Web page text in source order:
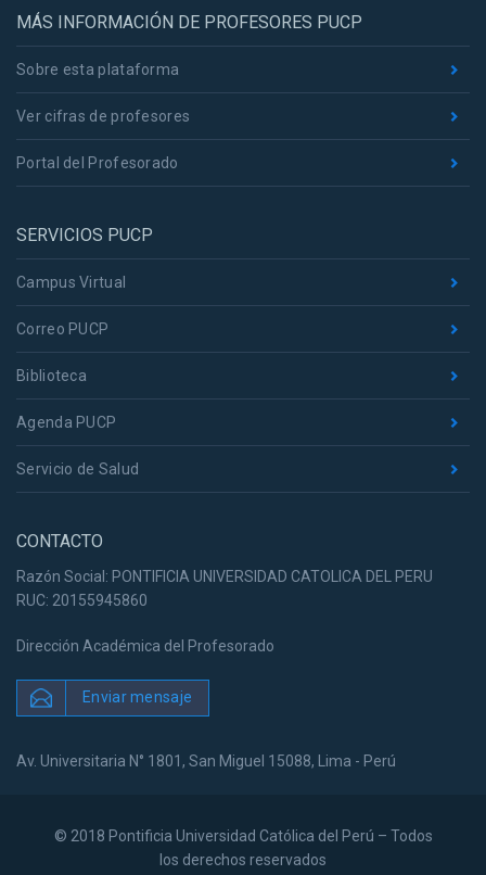
MÁS INFORMACIÓN DE PROFESORES PUCP
Sobre esta plataforma
Ver cifras de profesores
Portal del Profesorado
SERVICIOS PUCP
Campus Virtual
Correo PUCP
Biblioteca
Agenda PUCP
Servicio de Salud
CONTACTO
Razón Social: PONTIFICIA UNIVERSIDAD CATOLICA DEL PERU
RUC: 20155945860
Dirección Académica del Profesorado
Enviar mensaje
Av. Universitaria N° 1801, San Miguel 15088, Lima - Perú
© 2018 Pontificia Universidad Católica del Perú – Todos
los derechos reservados